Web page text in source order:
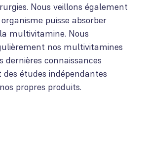
Nous veillons également
puisse absorber
multivitamine. Nous
nos multivitamines
dernières connaissances
des études indépendantes
propres produits.